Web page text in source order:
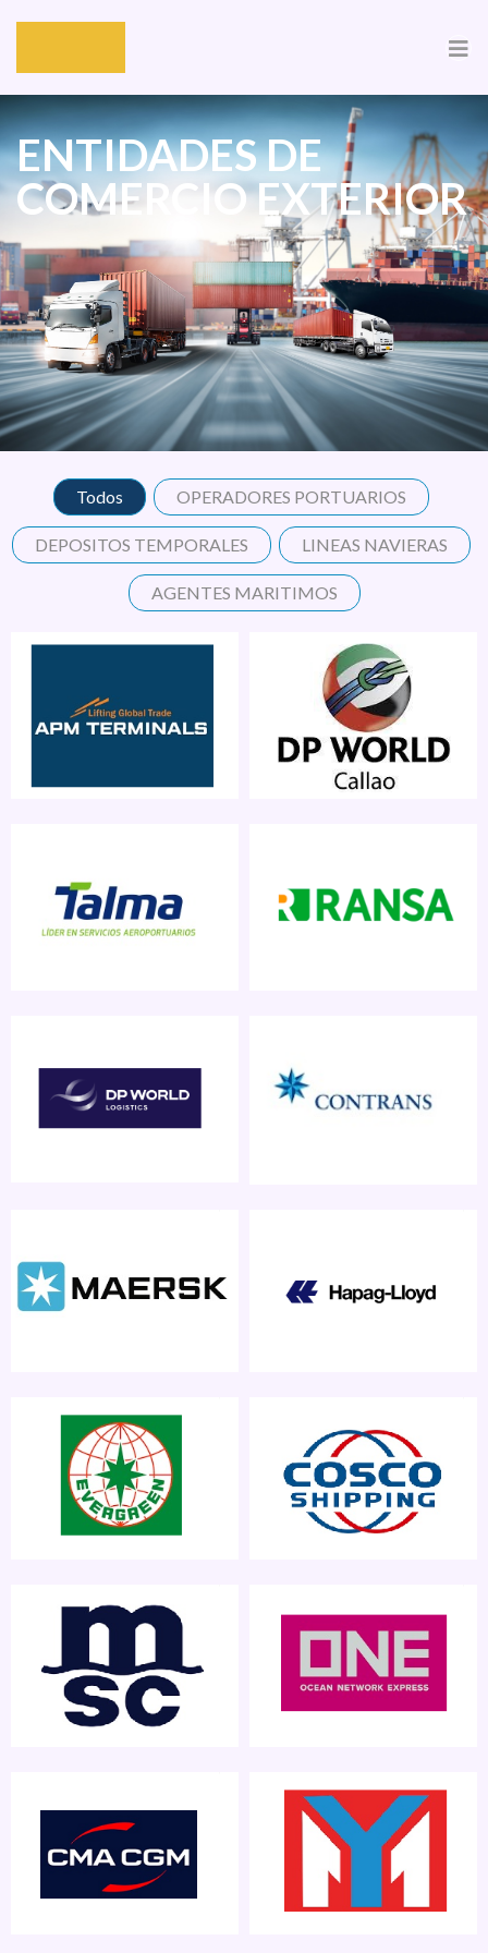
ENTIDADES DE
COMERCIO EXTERIOR
.
Todos OPERADORES PORTUARIOS
DEPOSITOS TEMPORALES LINEAS NAVIERAS
AGENTES MARITIMOS